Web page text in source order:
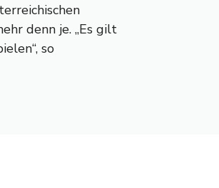
denn je. „Es gilt
so